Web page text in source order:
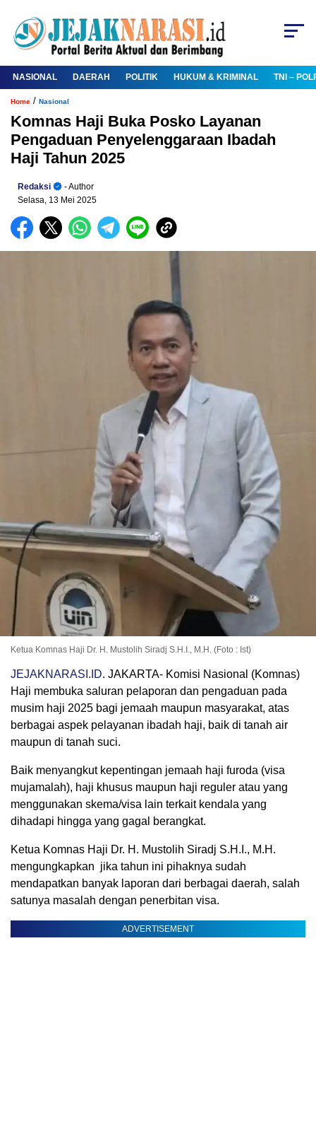
NASIONAL DAERAH POLITIK HUKUM & KRIMINAL TNI –
Home / Nasional
Komnas Haji Buka Posko Layanan
Pengaduan Penyelenggaraan Ibadah
Haji Tahun 2025
Redaksi
- Author
Selasa, 13 Mei 2025
Ketua Komnas Haji Dr. H. Mustolih Siradj S.H.I., M.H. (Foto : Ist)
JEJAKNARASI.ID. JAKARTA- Komisi Nasional (Komnas)
Haji membuka saluran pelaporan dan pengaduan pada
musim haji 2025 bagi jemaah maupun masyarakat, atas
berbagai aspek pelayanan ibadah haji, baik di tanah air
maupun di tanah suci.
Baik menyangkut kepentingan jemaah haji furoda (visa
mujamalah), haji khusus maupun haji reguler atau yang
menggunakan skema/visa lain terkait kendala yang
dihadapi hingga yang gagal berangkat.
Ketua Komnas Haji Dr. H. Mustolih Siradj S.H.I., M.H.
mengungkapkan jika tahun ini pihaknya sudah
mendapatkan banyak laporan dari berbagai daerah, salah
satunya masalah dengan penerbitan visa.
ADVERTISEMENT